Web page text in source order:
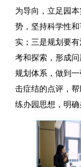
为导向，立足园
势，坚持科学性
实；三是规划要
考和探索，形成
规划体系，做到
击症结的点评，
练办园思想，明确